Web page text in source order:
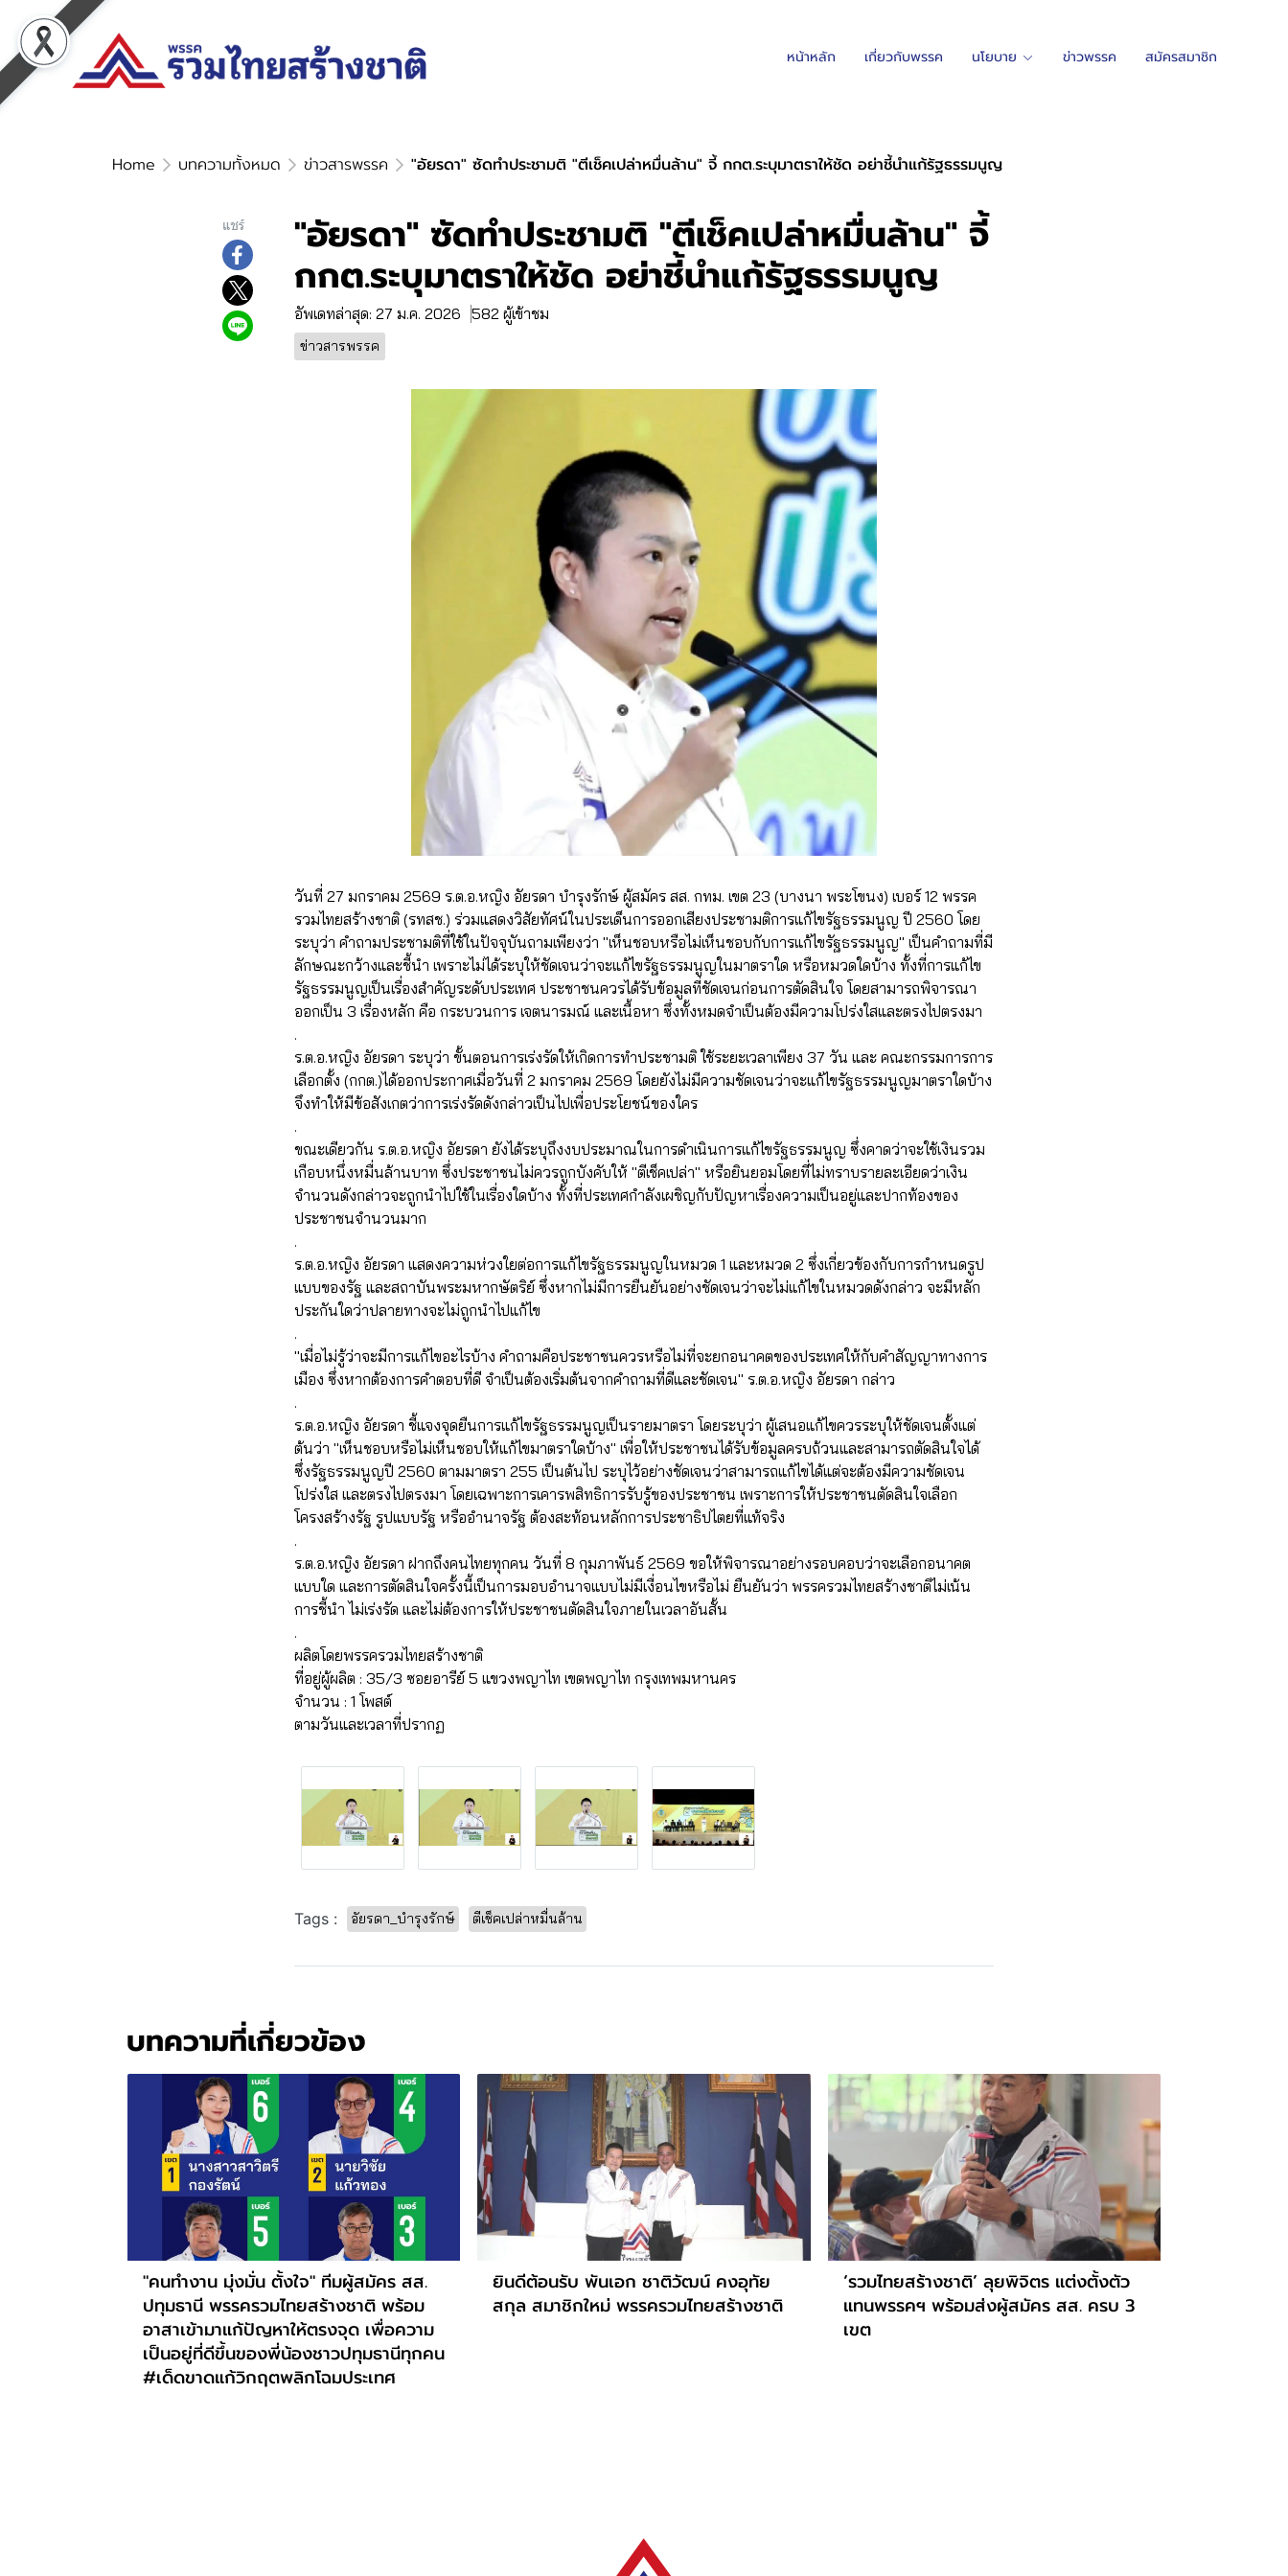
หน้าหลัก เกี่ยวกับพรรค นโยบาย ข่าวพรรค สมัครสมาชิก
Home บทความทั้งหมด ข่าวสารพรรค "อัยรดา" ซัดทำประชามติ "ตีเช็คเปล่าหมื่นล้าน" จี้ กกต.ระบุมาตราให้ชัด อย่าชี้นำแก้รัฐธรรมนูญ
แชร์ "อัยรดา" ซัดทำประชามติ "ตีเช็คเปล่าหมื่นล้าน" จี้
กกต.ระบุมาตราให้ชัด อย่าชี้นำแก้รัฐธรรมนูญ
อัพเดทล่าสุด: 27 ม.ค. 2026 582 ผู้เข้าชม
ข่าวสารพรรค
วันที่ 27 มกราคม 2569 ร.ต.อ.หญิง อัยรดา บำรุงรักษ์ ผู้สมัคร สส. กทม. เขต 23 (บางนา พระโขนง) เบอร์ 12 พรรค
รวมไทยสร้างชาติ (รทสช.) ร่วมแสดงวิสัยทัศน์ในประเด็นการออกเสียงประชามติการแก้ไขรัฐธรรมนูญ ปี 2560 โดย
ระบุว่า คำถามประชามติที่ใช้ในปัจจุบันถามเพียงว่า "เห็นชอบหรือไม่เห็นชอบกับการแก้ไขรัฐธรรมนูญ" เป็นคำถามที่มี
ลักษณะกว้างและชี้นำ เพราะไม่ได้ระบุให้ชัดเจนว่าจะแก้ไขรัฐธรรมนูญในมาตราใด หรือหมวดใดบ้าง ทั้งที่การแก้ไข
รัฐธรรมนูญเป็นเรื่องสำคัญระดับประเทศ ประชาชนควรได้รับข้อมูลที่ชัดเจนก่อนการตัดสินใจ โดยสามารถพิจารณา
ออกเป็น 3 เรื่องหลัก คือ กระบวนการ เจตนารมณ์ และเนื้อหา ซึ่งทั้งหมดจำเป็นต้องมีความโปร่งใสและตรงไปตรงมา
.
ร.ต.อ.หญิง อัยรดา ระบุว่า ขั้นตอนการเร่งรัดให้เกิดการทำประชามติ ใช้ระยะเวลาเพียง 37 วัน และ คณะกรรมการการ
เลือกตั้ง (กกต.)ได้ออกประกาศเมื่อวันที่ 2 มกราคม 2569 โดยยังไม่มีความชัดเจนว่าจะแก้ไขรัฐธรรมนูญมาตราใดบ้าง
จึงทำให้มีข้อสังเกตว่าการเร่งรัดดังกล่าวเป็นไปเพื่อประโยชน์ของใคร
.
ขณะเดียวกัน ร.ต.อ.หญิง อัยรดา ยังได้ระบุถึงงบประมาณในการดำเนินการแก้ไขรัฐธรรมนูญ ซึ่งคาดว่าจะใช้เงินรวม
เกือบหนึ่งหมื่นล้านบาท ซึ่งประชาชนไม่ควรถูกบังคับให้ "ตีเช็คเปล่า" หรือยินยอมโดยที่ไม่ทราบรายละเอียดว่าเงิน
จำนวนดังกล่าวจะถูกนำไปใช้ในเรื่องใดบ้าง ทั้งที่ประเทศกำลังเผชิญกับปัญหาเรื่องความเป็นอยู่และปากท้องของ
ประชาชนจำนวนมาก
.
ร.ต.อ.หญิง อัยรดา แสดงความห่วงใยต่อการแก้ไขรัฐธรรมนูญในหมวด 1 และหมวด 2 ซึ่งเกี่ยวข้องกับการกำหนดรูป
แบบของรัฐ และสถาบันพระมหากษัตริย์ ซึ่งหากไม่มีการยืนยันอย่างชัดเจนว่าจะไม่แก้ไขในหมวดดังกล่าว จะมีหลัก
ประกันใดว่าปลายทางจะไม่ถูกนำไปแก้ไข
.
"เมื่อไม่รู้ว่าจะมีการแก้ไขอะไรบ้าง คำถามคือประชาชนควรหรือไม่ที่จะยกอนาคตของประเทศให้กับคำสัญญาทางการ
เมือง ซึ่งหากต้องการคำตอบที่ดี จำเป็นต้องเริ่มต้นจากคำถามที่ดีและชัดเจน" ร.ต.อ.หญิง อัยรดา กล่าว
.
ร.ต.อ.หญิง อัยรดา ชี้แจงจุดยืนการแก้ไขรัฐธรรมนูญเป็นรายมาตรา โดยระบุว่า ผู้เสนอแก้ไขควรระบุให้ชัดเจนตั้งแต่
ต้นว่า "เห็นชอบหรือไม่เห็นชอบให้แก้ไขมาตราใดบ้าง" เพื่อให้ประชาชนได้รับข้อมูลครบถ้วนและสามารถตัดสินใจได้
ซึ่งรัฐธรรมนูญปี 2560 ตามมาตรา 255 เป็นต้นไป ระบุไว้อย่างชัดเจนว่าสามารถแก้ไขได้แต่จะต้องมีความชัดเจน
โปร่งใส และตรงไปตรงมา โดยเฉพาะการเคารพสิทธิการรับรู้ของประชาชน เพราะการให้ประชาชนตัดสินใจเลือก
โครงสร้างรัฐ รูปแบบรัฐ หรืออำนาจรัฐ ต้องสะท้อนหลักการประชาธิปไตยที่แท้จริง
.
ร.ต.อ.หญิง อัยรดา ฝากถึงคนไทยทุกคน วันที่ 8 กุมภาพันธ์ 2569 ขอให้พิจารณาอย่างรอบคอบว่าจะเลือกอนาคต
แบบใด และการตัดสินใจครั้งนี้เป็นการมอบอำนาจแบบไม่มีเงื่อนไขหรือไม่ ยืนยันว่า พรรครวมไทยสร้างชาติไม่เน้น
การชี้นำ ไม่เร่งรัด และไม่ต้องการให้ประชาชนตัดสินใจภายในเวลาอันสั้น
.
ผลิตโดยพรรครวมไทยสร้างชาติ
ที่อยู่ผู้ผลิต : 35/3 ซอยอารีย์ 5 แขวงพญาไท เขตพญาไท กรุงเทพมหานคร
จำนวน : 1 โพสต์
ตามวันและเวลาที่ปรากฏ
Tags : อัยรดา_บำรุงรักษ์ ตีเช็คเปล่าหมื่นล้าน
บทความที่เกี่ยวข้อง
"คนทำงาน มุ่งมั่น ตั้งใจ" ทีมผู้สมัคร สส.
ปทุมธานี พรรครวมไทยสร้างชาติ พร้อม
อาสาเข้ามาแก้ปัญหาให้ตรงจุด เพื่อความ
เป็นอยู่ที่ดีขึ้นของพี่น้องชาวปทุมธานีทุกคน
#เด็ดขาดแก้วิกฤตพลิกโฉมประเทศ
ยินดีต้อนรับ พันเอก ชาติวัฒน์ คงอุทัย
สกุล สมาชิกใหม่ พรรครวมไทยสร้างชาติ
‘รวมไทยสร้างชาติ’ ลุยพิจิตร แต่งตั้งตัว
แทนพรรคฯ พร้อมส่งผู้สมัคร สส. ครบ 3
เขต